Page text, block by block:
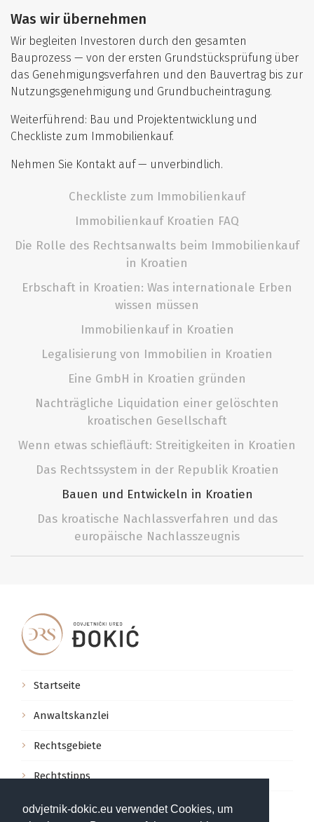
odvjetnik-dokic.eu verwendet Cookies, um
Checkliste zum Immobilienkauf
Immobilienkauf Kroatien FAQ
Die Rolle des Rechtsanwalts beim Immobilienkauf
in Kroatien
Erbschaft in Kroatien: Was internationale Erben
wissen müssen
Immobilienkauf in Kroatien
Legalisierung von Immobilien in Kroatien
Eine GmbH in Kroatien gründen
Nachträgliche Liquidation einer gelöschten
kroatischen Gesellschaft
Wenn etwas schiefläuft: Streitigkeiten in Kroatien
Das Rechtssystem in der Republik Kroatien
Bauen und Entwickeln in Kroatien
Das kroatische Nachlassverfahren und das
europäische Nachlasszeugnis
Was wir übernehmen
Wir begleiten Investoren durch den gesamten
Bauprozess — von der ersten Grundstücksprüfung über
das Genehmigungsverfahren und den Bauvertrag bis zur
Nutzungsgenehmigung und Grundbucheintragung.
Weiterführend: Bau und Projektentwicklung und
Checkliste zum Immobilienkauf.
Nehmen Sie Kontakt auf — unverbindlich.
Startseite
Anwaltskanzlei
Rechtsgebiete
Rechtstipps
Kontakt